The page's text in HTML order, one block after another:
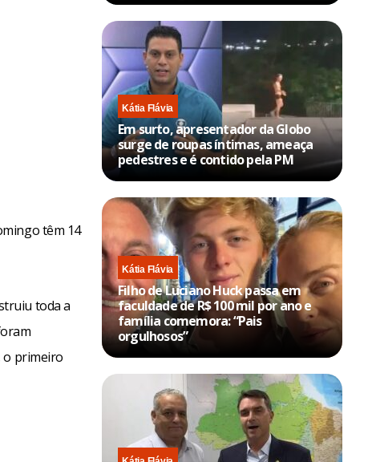
têm 14
toda a
o primeiro
Kátia Flávia
Em surto, apresentador da Globo
surge de roupas íntimas, ameaça
pedestres e é contido pela PM
Kátia Flávia
Filho de Luciano Huck passa em
faculdade de R$ 100 mil por ano e
família comemora: “Pais
orgulhosos”